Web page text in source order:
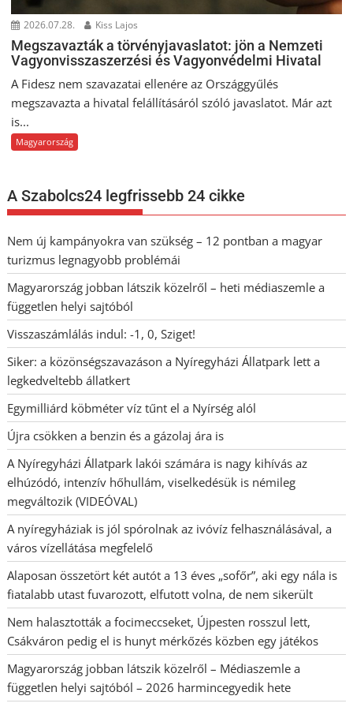
2026.07.28. Kiss Lajos
Megszavazták a törvényjavaslatot: jön a Nemzeti
Vagyonvisszaszerzési és Vagyonvédelmi Hivatal
A Fidesz nem szavazatai ellenére az Országgyűlés
megszavazta a hivatal felállításáról szóló javaslatot. Már azt
is...
Magyarország
A Szabolcs24 legfrissebb 24 cikke
Nem új kampányokra van szükség – 12 pontban a magyar
turizmus legnagyobb problémái
Magyarország jobban látszik közelről – heti médiaszemle a
független helyi sajtóból
Visszaszámlálás indul: -1, 0, Sziget!
Siker: a közönségszavazáson a Nyíregyházi Állatpark lett a
legkedveltebb állatkert
Egymilliárd köbméter víz tűnt el a Nyírség alól
Újra csökken a benzin és a gázolaj ára is
A Nyíregyházi Állatpark lakói számára is nagy kihívás az
elhúzódó, intenzív hőhullám, viselkedésük is némileg
megváltozik (VIDEÓVAL)
A nyíregyháziak is jól spórolnak az ivóvíz felhasználásával, a
város vízellátása megfelelő
Alaposan összetört két autót a 13 éves „sofőr”, aki egy nála is
fiatalabb utast fuvarozott, elfutott volna, de nem sikerült
Nem halasztották a focimeccseket, Újpesten rosszul lett,
Csákváron pedig el is hunyt mérkőzés közben egy játékos
Magyarország jobban látszik közelről – Médiaszemle a
független helyi sajtóból – 2026 harmincegyedik hete